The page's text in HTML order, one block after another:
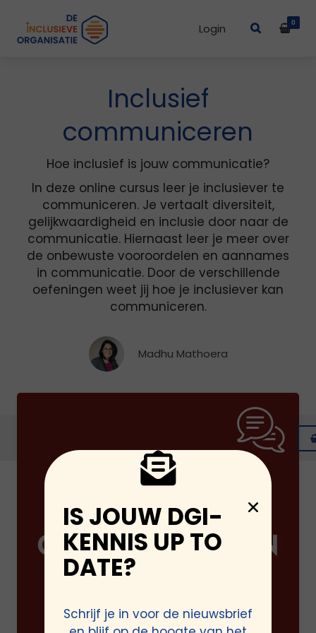
Login 0
Inclusief
communiceren
Hoe inclusief is jouw communicatie?
In deze online cursus leer je inclusiever te
communiceren. Je vertaalt diversiteit,
gelijkwaardigheid en inclusie door naar de
communicatie. Hiernaast leer je meer over
de onbewuste vooroordelen en aannames
in communicatie. Door de verschillende
oefeningen weet jij hoe je inclusiever kan
communiceren.
Madhu Mathoera
Meer
Hoe inclusief is jouw communicatie?
Communicatie is een verbinder. In jouw tone
of voice, de woorden die je kiest en de
beelden die je selecteert, kunnen aannames
en onbewuste vooroordelen verscholen
gaan. Zodra jij je bewust bent hiervan, kan je
het gebruik van inclusieve taal, waarbij je
rekening houdt met verschillende
IS JOUW DGI-
KENNIS UP TO
DATE?
Schrijf je in voor de nieuwsbrief